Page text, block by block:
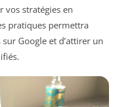
vos stratégies en
pratiques permettra
Google et d’attirer un